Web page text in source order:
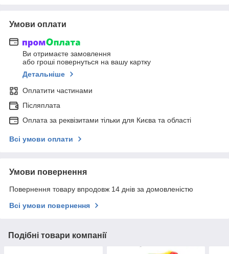
Умови оплати
Ви отримаєте замовлення
або гроші повернуться на вашу картку
Детальніше
Оплатити частинами
Післяплата
Оплата за реквізитами тільки для Києва та області
Всі умови оплати
Умови повернення
Повернення товару впродовж 14 днів за домовленістю
Всі умови повернення
Подібні товари компанії